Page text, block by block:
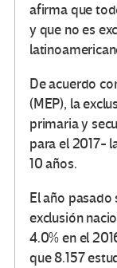
afirma que
y que no es
De acuerdo
(MEP), la
primaria y
para el 2017-
10 años.
El año
exclusión
4.0% en el
que 8.157